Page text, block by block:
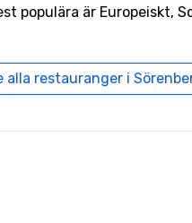
är närmaste skidort till
och 26 kilometer från
populära är Europeiskt,
alla restauranger i